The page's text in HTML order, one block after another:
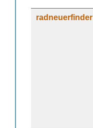
radneuerfinder